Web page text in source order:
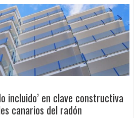
incluido’ en clave constructiva
canarios del radón